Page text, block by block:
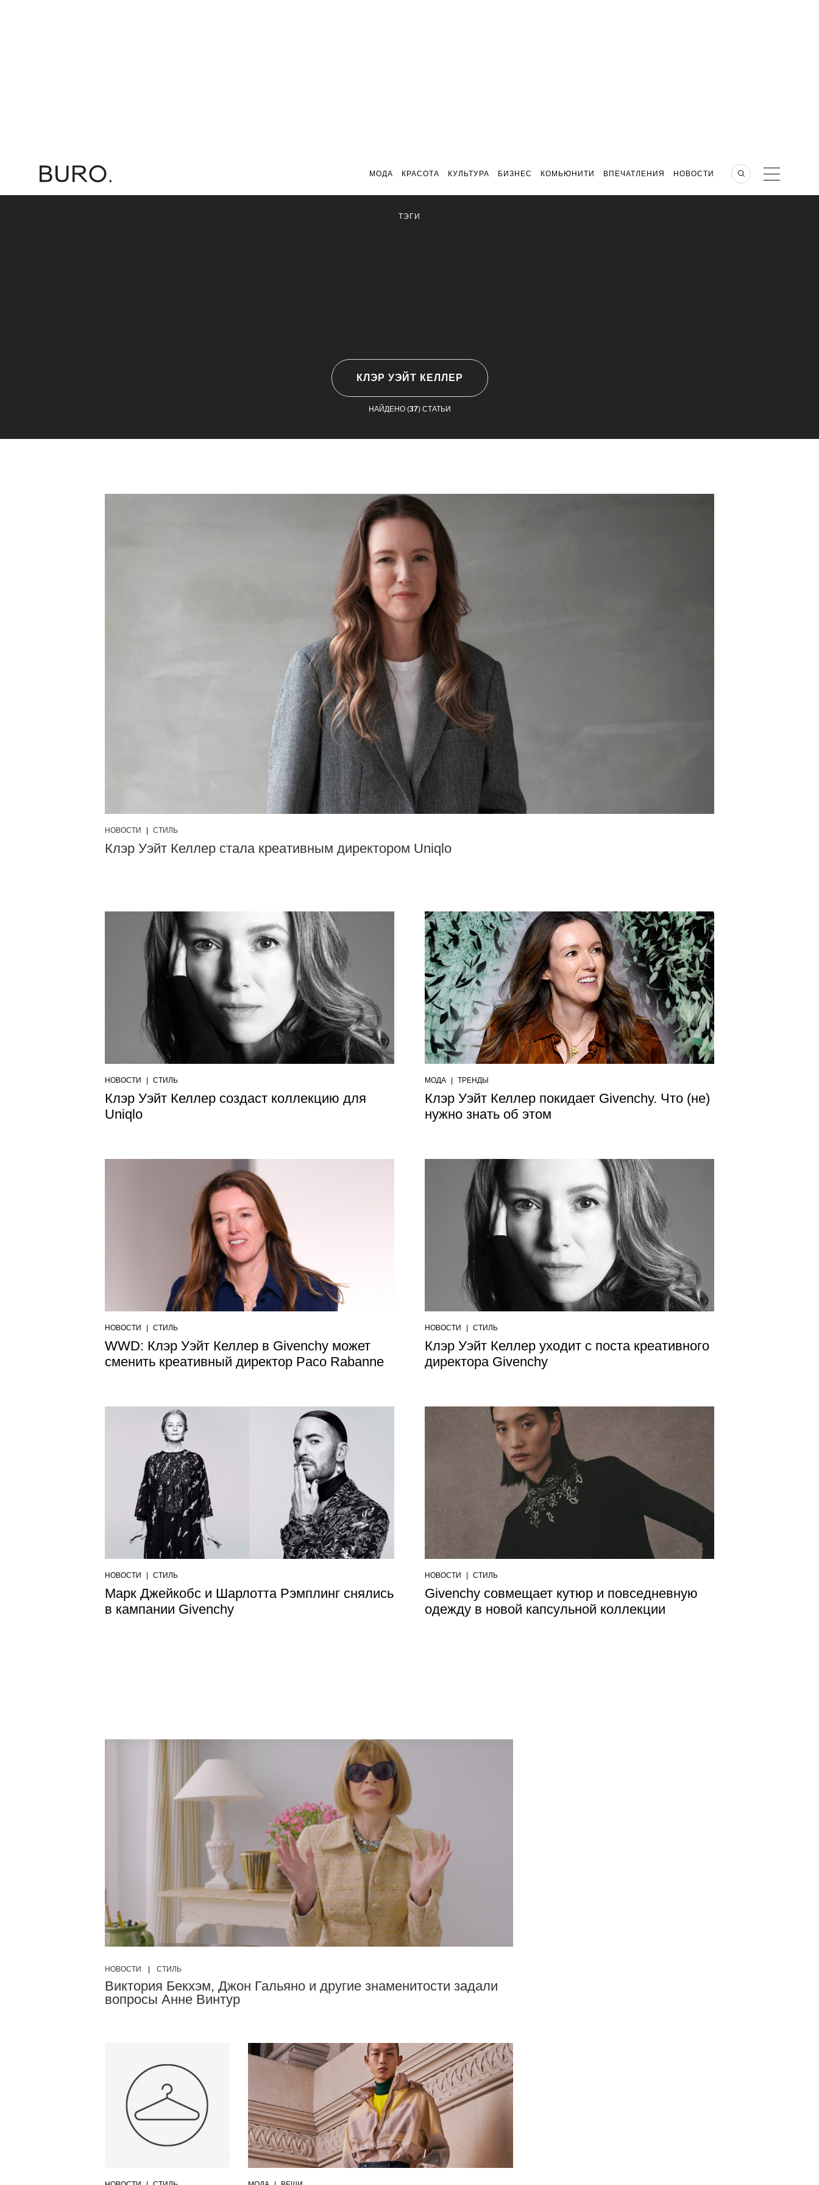
МОДА КРАСОТА КУЛЬТУРА БИЗНЕС КОМЬЮНИТИ ВПЕЧАТЛЕНИЯ НОВОСТИ
ТЭГИ
КЛЭР УЭЙТ КЕЛЛЕР
НАЙДЕНО (37) СТАТЬИ
НОВОСТИ СТИЛЬ
Клэр Уэйт Келлер стала креативным директором Uniqlo
НОВОСТИ СТИЛЬ
Клэр Уэйт Келлер создаст коллекцию для
Uniqlo
МОДА ТРЕНДЫ
Клэр Уэйт Келлер покидает Givenchy. Что (не)
нужно знать об этом
НОВОСТИ СТИЛЬ
WWD: Клэр Уэйт Келлер в Givenchy может
сменить креативный директор Paco Rabanne
НОВОСТИ СТИЛЬ
Клэр Уэйт Келлер уходит с поста креативного
директора Givenchy
НОВОСТИ СТИЛЬ
Марк Джейкобс и Шарлотта Рэмплинг снялись
в кампании Givenchy
НОВОСТИ СТИЛЬ
Givenchy совмещает кутюр и повседневную
одежду в новой капсульной коллекции
НОВОСТИ СТИЛЬ
Виктория Бекхэм, Джон Гальяно и другие знаменитости задали
вопросы Анне Винтур